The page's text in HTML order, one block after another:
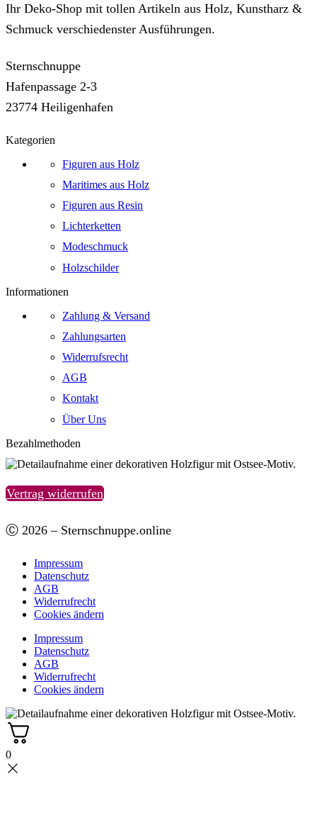
Ihr Deko-Shop mit tollen Artikeln aus Holz, Kunstharz &
Schmuck verschiedenster Ausführungen.
Sternschnuppe
Hafenpassage 2-3
23774 Heiligenhafen
Kategorien
Figuren aus Holz
Maritimes aus Holz
Figuren aus Resin
Lichterketten
Modeschmuck
Holzschilder
Informationen
Zahlung & Versand
Zahlungsarten
Widerrufsrecht
AGB
Kontakt
Über Uns
Bezahlmethoden
Vertrag widerrufen
Ⓒ 2026 – Sternschnuppe.online
Impressum
Datenschutz
AGB
Widerrufrecht
Cookies ändern
Impressum
Datenschutz
AGB
Widerrufrecht
Cookies ändern
0